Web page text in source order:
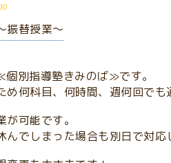
振替授業～
別指導塾きみのば≫です。
め何科目、何時間、週何回でも
可能です。
んでしまった場合も別日で対応